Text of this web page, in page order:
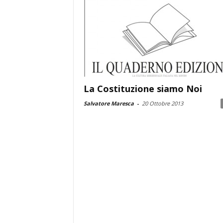
La Costituzione siamo Noi
Salvatore Maresca - 20 Ottobre 2013